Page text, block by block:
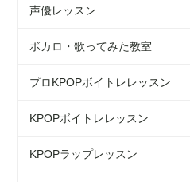
声優レッスン
ボカロ・歌ってみた教室
プロKPOPボイトレレッスン
KPOPボイトレレッスン
KPOPラップレッスン